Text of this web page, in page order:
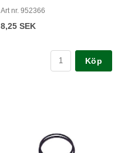
Art nr. 952366
8,25 SEK
Köp